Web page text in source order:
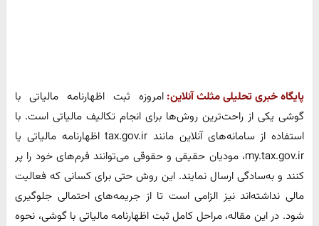
پایگاه خبری تحلیلی مثلث آنلاین: امروزه ثبت اظهارنامه مالیاتی با
گوشی یکی از راحت‌ترین روش‌ها برای انجام تکالیف مالیاتی است. با
استفاده از سامانه‌های آنلاین مانند tax.gov.ir اظهارنامه مالیاتی یا
my.tax.gov.ir، مودیان حقیقی و حقوقی می‌توانند فرم‌های خود را پر
کنند و به‌سادگی ارسال نمایند. این روش حتی برای کسانی که فعالیت
مالی نداشته‌اند نیز الزامی است تا از جریمه‌های احتمالی جلوگیری
شود. در این مقاله، مراحل کامل ثبت اظهارنامه مالیاتی با گوشی، نحوه